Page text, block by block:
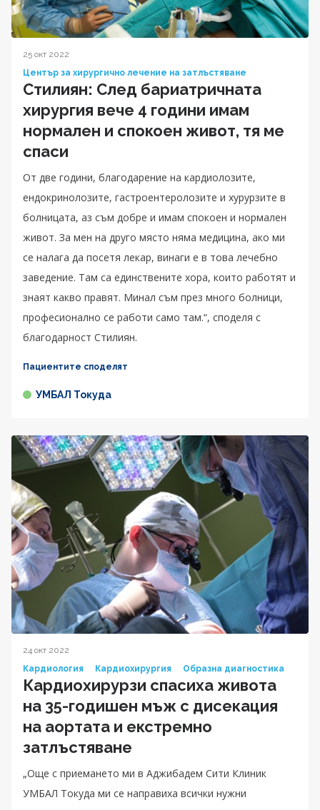
25 окт 2022
Център за хирургично лечение на затлъстяване
Стилиян: След бариатричната
хирургия вече 4 години имам
нормален и спокоен живот, тя ме
спаси
От две години, благодарение на кардиолозите,
ендокринолозите, гастроентеролозите и хурурзите в
болницата, аз съм добре и имам спокоен и нормален
живот. За мен на друго място няма медицина, ако ми
се налага да посетя лекар, винаги е в това лечебно
заведение. Там са единствените хора, които работят и
знаят какво правят. Минал съм през много болници,
професионално се работи само там.“, споделя с
благодарност Стилиян.
Пациентите споделят
УМБАЛ Токуда
24 окт 2022
Кардиология
Кардиохирургия Образна диагностика
Кардиохирурзи спасиха живота
на 35-годишен мъж с дисекация
на аортата и екстремно
затлъстяване
„Още с приемането ми в Аджибадем Сити Клиник
УМБАЛ Токуда ми се направиха всички нужни